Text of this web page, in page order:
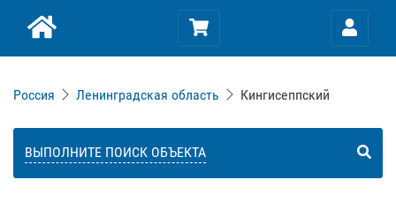
Россия Ленинградская область Кингисеппский
ВЫПОЛНИТЕ ПОИСК ОБЪЕКТА